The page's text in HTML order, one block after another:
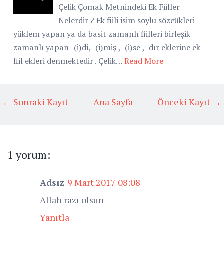
Çelik Çomak Metnindeki Ek Fiiller
Nelerdir ? Ek fiili isim soylu sözcükleri
yüklem yapan ya da basit zamanlı fiilleri birleşik
zamanlı yapan -(i)di, -(i)miş , -(i)se , -dır eklerine ek
fiil ekleri denmektedir . Çelik…Read More
← Sonraki Kayıt Önceki Kayıt →
Ana Sayfa
1 yorum:
Adsız 9 Mart 2017 08:08
Allah razı olsun
Yanıtla